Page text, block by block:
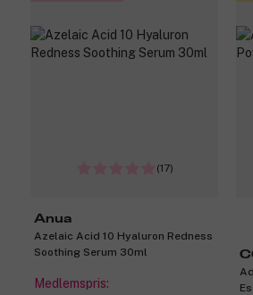
(17)
Anua
Azelaic Acid 10 Hyaluron Redness
Soothing Serum 30ml
Medlemspris: